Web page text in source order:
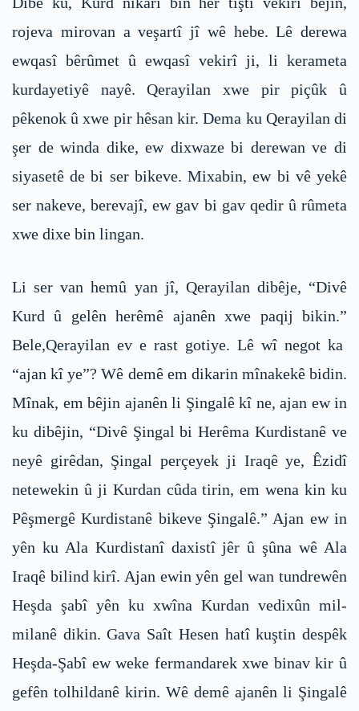
rojeva mirovan a veşartî jî wê hebe. Lê derewa
ewqasî bêrûmet û ewqasî vekirî ji, li kerameta
kurdayetiyê nayê. Qerayilan xwe pir piçûk û
pêkenok û xwe pir hêsan kir. Dema ku Qerayilan di
şer de winda dike, ew dixwaze bi derewan ve di
siyasetê de bi ser bikeve. Mixabin, ew bi vê yekê
ser nakeve, berevajî, ew gav bi gav qedir û rûmeta
xwe dixe bin lingan.
Li ser van hemû yan jî, Qerayilan dibêje, “Divê
Kurd û gelên herêmê ajanên xwe paqij bikin.”
Bele,Qerayilan ev e rast gotiye. Lê wî negot ka
“ajan kî ye”? Wê demê em dikarin mînakekê bidin.
Mînak, em bêjin ajanên li Şingalê kî ne, ajan ew in
ku dibêjin, “Divê Şingal bi Herêma Kurdistanê ve
neyê girêdan, Şingal perçeyek ji Iraqê ye, Êzidî
netewekin û ji Kurdan cûda tirin, em wena kin ku
Pêşmergê Kurdistanê bikeve Şingalê.” Ajan ew in
yên ku Ala Kurdistanî daxistî jêr û şûna wê Ala
Iraqê bilind kirî. Ajan ewin yên gel wan tundrewên
Heşda şabî yên ku xwîna Kurdan vedixûn mil-
milanê dikin. Gava Saît Hesen hatî kuştin despêk
Heşda-Şabî ew weke fermandarek xwe binav kir û
gefên tolhildanê kirin. Wê demê ajanên li Şingalê